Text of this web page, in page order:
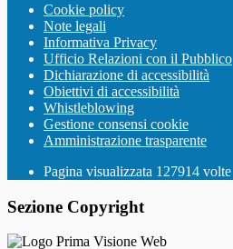
Cookie policy
Note legali
Informativa Privacy
Ufficio Relazioni con il Pubblico
Dichiarazione di accessibilità
Obiettivi di accessibilità
Whistleblowing
Gestione consensi cookie
Amministrazione trasparente
Pagina visualizzata 127914 volte
Sezione Copyright